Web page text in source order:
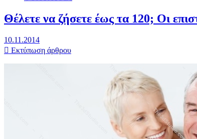
Θέλετε να ζήσετε έως τα 120; Οι
10.11.2014
Εκτύπωση άρθρου